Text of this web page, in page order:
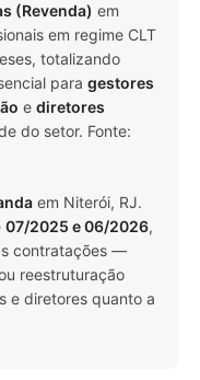
(Revenda) em
em regime CLT
totalizando
para gestores
e diretores
do setor. Fonte:
em Niterói, RJ.
07/2025 e 06/2026,
contratações —
reestruturação
e diretores quanto a